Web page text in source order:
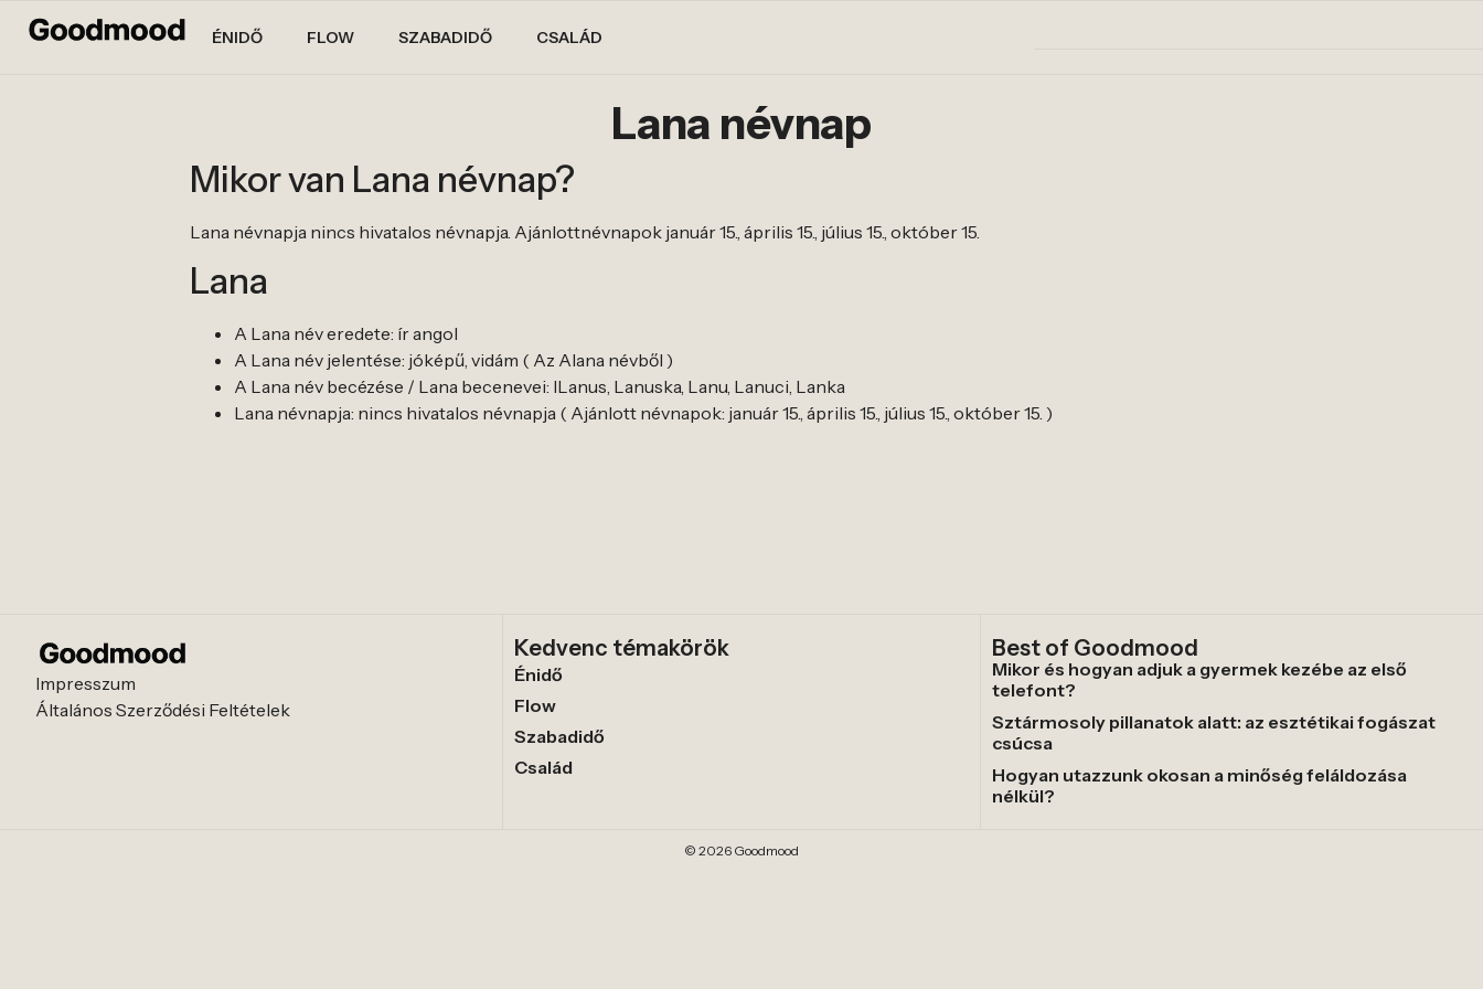
ÉNIDŐ FLOW SZABADIDŐ CSALÁD
Lana névnap
Mikor van Lana névnap?
Lana névnapja nincs hivatalos névnapja. Ajánlottnévnapok január 15., április 15., július 15., október 15.
Lana
A Lana név eredete: ír angol
A Lana név jelentése: jóképű, vidám ( Az Alana névből )
A Lana név becézése / Lana becenevei: lLanus, Lanuska, Lanu, Lanuci, Lanka
Lana névnapja: nincs hivatalos névnapja ( Ajánlott névnapok: január 15., április 15., július 15., október 15. )
Impresszum
Általános Szerződési Feltételek
Kedvenc témakörök
Énidő
Flow
Szabadidő
Család
Best of Goodmood
Mikor és hogyan adjuk a gyermek kezébe az első
telefont?
Sztármosoly pillanatok alatt: az esztétikai fogászat
csúcsa
Hogyan utazzunk okosan a minőség feláldozása
nélkül?
© 2026 Goodmood